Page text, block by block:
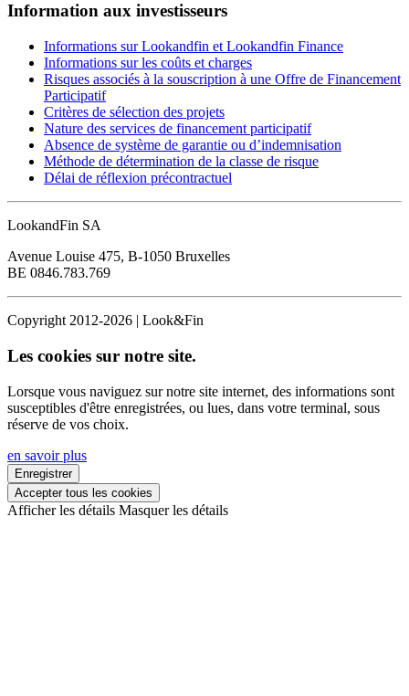
Information aux investisseurs
Informations sur Lookandfin et Lookandfin Finance
Informations sur les coûts et charges
Risques associés à la souscription à une Offre de Financement
Participatif
Critères de sélection des projets
Nature des services de financement participatif
Absence de système de garantie ou d’indemnisation
Méthode de détermination de la classe de risque
Délai de réflexion précontractuel
LookandFin SA
Avenue Louise 475, B-1050 Bruxelles
BE 0846.783.769
Copyright 2012-2026 | Look&Fin
Les cookies sur notre site.
Lorsque vous naviguez sur notre site internet, des informations sont
susceptibles d'être enregistrées, ou lues, dans votre terminal, sous
réserve de vos choix.
en savoir plus
Enregistrer
Accepter tous les cookies
Afficher les détails Masquer les détails